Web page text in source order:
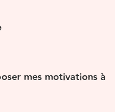
mes motivations à